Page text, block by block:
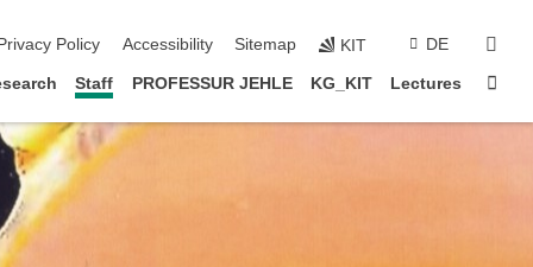
Policy Accessibility Sitemap KIT DE
Staff PROFESSUR JEHLE KG_KIT Lectures